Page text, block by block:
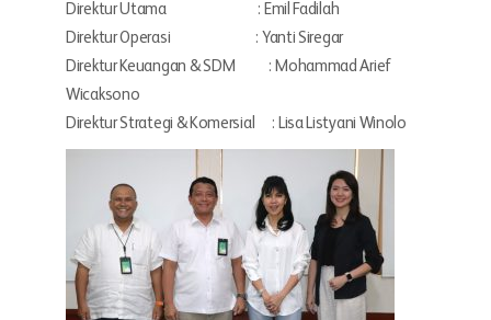
Direktur Utama : Emil Fadilah
Direktur Operasi : Yanti Siregar
Direktur Keuangan & SDM : Mohammad Arief
Wicaksono
Direktur Strategi & Komersial : Lisa Listyani Winolo